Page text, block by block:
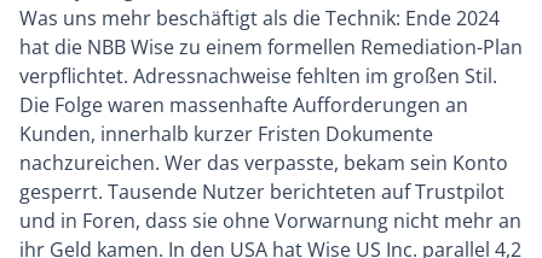
Was uns mehr beschäftigt als die Technik: Ende 2024
hat die NBB Wise zu einem formellen Remediation-Plan
verpflichtet. Adressnachweise fehlten im großen Stil.
Die Folge waren massenhafte Aufforderungen an
Kunden, innerhalb kurzer Fristen Dokumente
nachzureichen. Wer das verpasste, bekam sein Konto
gesperrt. Tausende Nutzer berichteten auf Trustpilot
und in Foren, dass sie ohne Vorwarnung nicht mehr an
ihr Geld kamen. In den USA hat Wise US Inc. parallel 4,2